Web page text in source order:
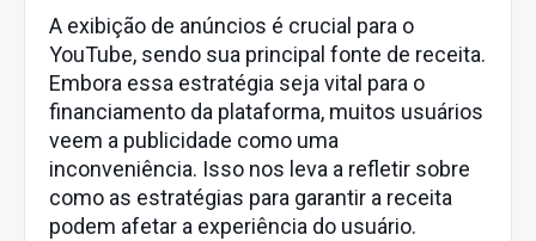
A exibição de anúncios é crucial para o
YouTube, sendo sua principal fonte de receita.
Embora essa estratégia seja vital para o
financiamento da plataforma, muitos usuários
veem a publicidade como uma
inconveniência. Isso nos leva a refletir sobre
como as estratégias para garantir a receita
podem afetar a experiência do usuário.